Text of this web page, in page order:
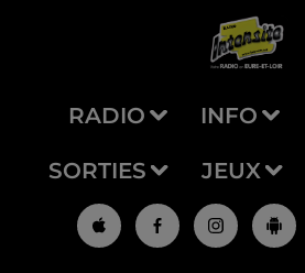
RADIO INFO
SORTIES JEUX